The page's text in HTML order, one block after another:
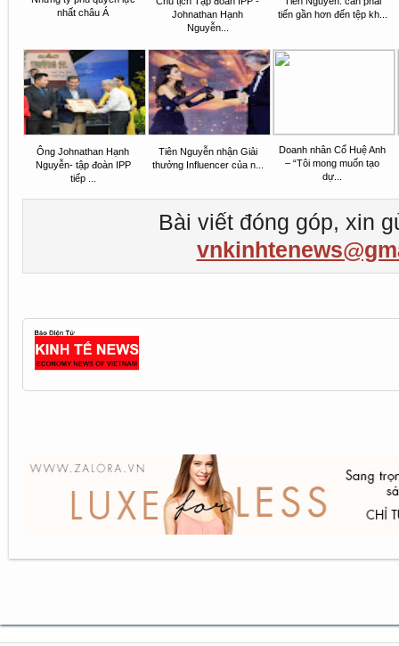
nhất châu Á
Johnathan Hạnh
Nguyễn...
tiến gần hơn đến tệp kh...
Ông Johnathan Hạnh
Nguyễn- tập đoàn IPP
tiếp ...
Tiên Nguyễn nhận Giải
thưởng Influencer của n...
Doanh nhân Cổ Huệ Anh
– “Tôi mong muốn tạo
dự...
Bài viết đóng góp, xin